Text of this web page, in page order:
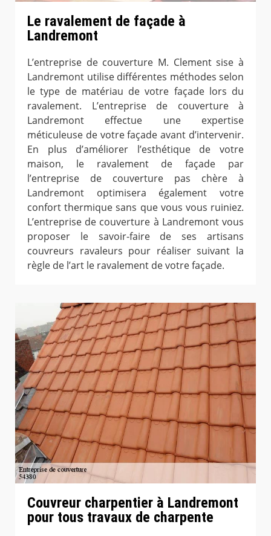
Le ravalement de façade à
Landremont
L’entreprise de couverture M. Clement sise à
Landremont utilise différentes méthodes selon
le type de matériau de votre façade lors du
ravalement. L’entreprise de couverture à
Landremont effectue une expertise
méticuleuse de votre façade avant d’intervenir.
En plus d’améliorer l’esthétique de votre
maison, le ravalement de façade par
l’entreprise de couverture pas chère à
Landremont optimisera également votre
confort thermique sans que vous vous ruiniez.
L’entreprise de couverture à Landremont vous
proposer le savoir-faire de ses artisans
couvreurs ravaleurs pour réaliser suivant la
règle de l’art le ravalement de votre façade.
Couvreur charpentier à Landremont
pour tous travaux de charpente